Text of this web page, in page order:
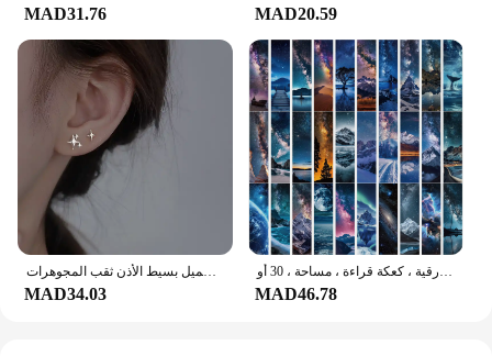
MAD31.76 MAD20.59
الفضة لوحة غير المتماثلة لطيف الفضاء رائد الفضاء كوكب أوبال وأقراط للنساء الفضة اللون جميل بسيط الأذن ثقب المجوهرات
MAD34.03
علامة مرجعية لوضع العلامات على النجوم ، بطاقة رسائل الطالب ، أدوات مكتبية لإشارات الكتب ، بطاقة ورقية ، كعكة قراءة ، مساحة ، 30 أو
MAD46.78